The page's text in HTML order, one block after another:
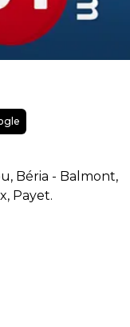
Béria - Balmont,
Payet.